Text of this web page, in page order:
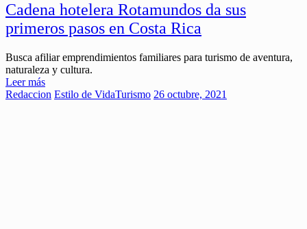
Cadena hotelera Rotamundos da sus
primeros pasos en Costa Rica
Busca afiliar emprendimientos familiares para turismo de aventura,
naturaleza y cultura.
Leer más
Redaccion Estilo de VidaTurismo 26 octubre, 2021